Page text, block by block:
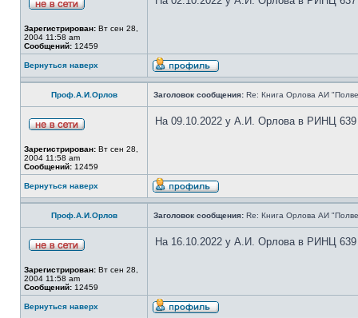
Зарегистрирован: Вт сен 28,
2004 11:58 am
Сообщений: 12459
Вернуться наверх
Проф.А.И.Орлов Заголовок сообщения: Re: Книга Орлова АИ
Зарегистрирован: Вт сен 28,
2004 11:58 am
Сообщений: 12459
На 09.10.2022 у А.И. Орлова в РИНЦ 639
Вернуться наверх
Проф.А.И.Орлов Заголовок сообщения: Re: Книга Орлова АИ
Зарегистрирован: Вт сен 28,
2004 11:58 am
Сообщений: 12459
На 16.10.2022 у А.И. Орлова в РИНЦ 639
Вернуться наверх